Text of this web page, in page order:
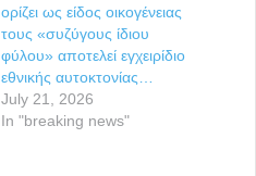
ορίζει ως είδος οικογένειας
τους «συζύγους ίδιου
φύλου» αποτελεί εγχειρίδιο
εθνικής αυτοκτονίας…
July 21, 2026
In "breaking news"